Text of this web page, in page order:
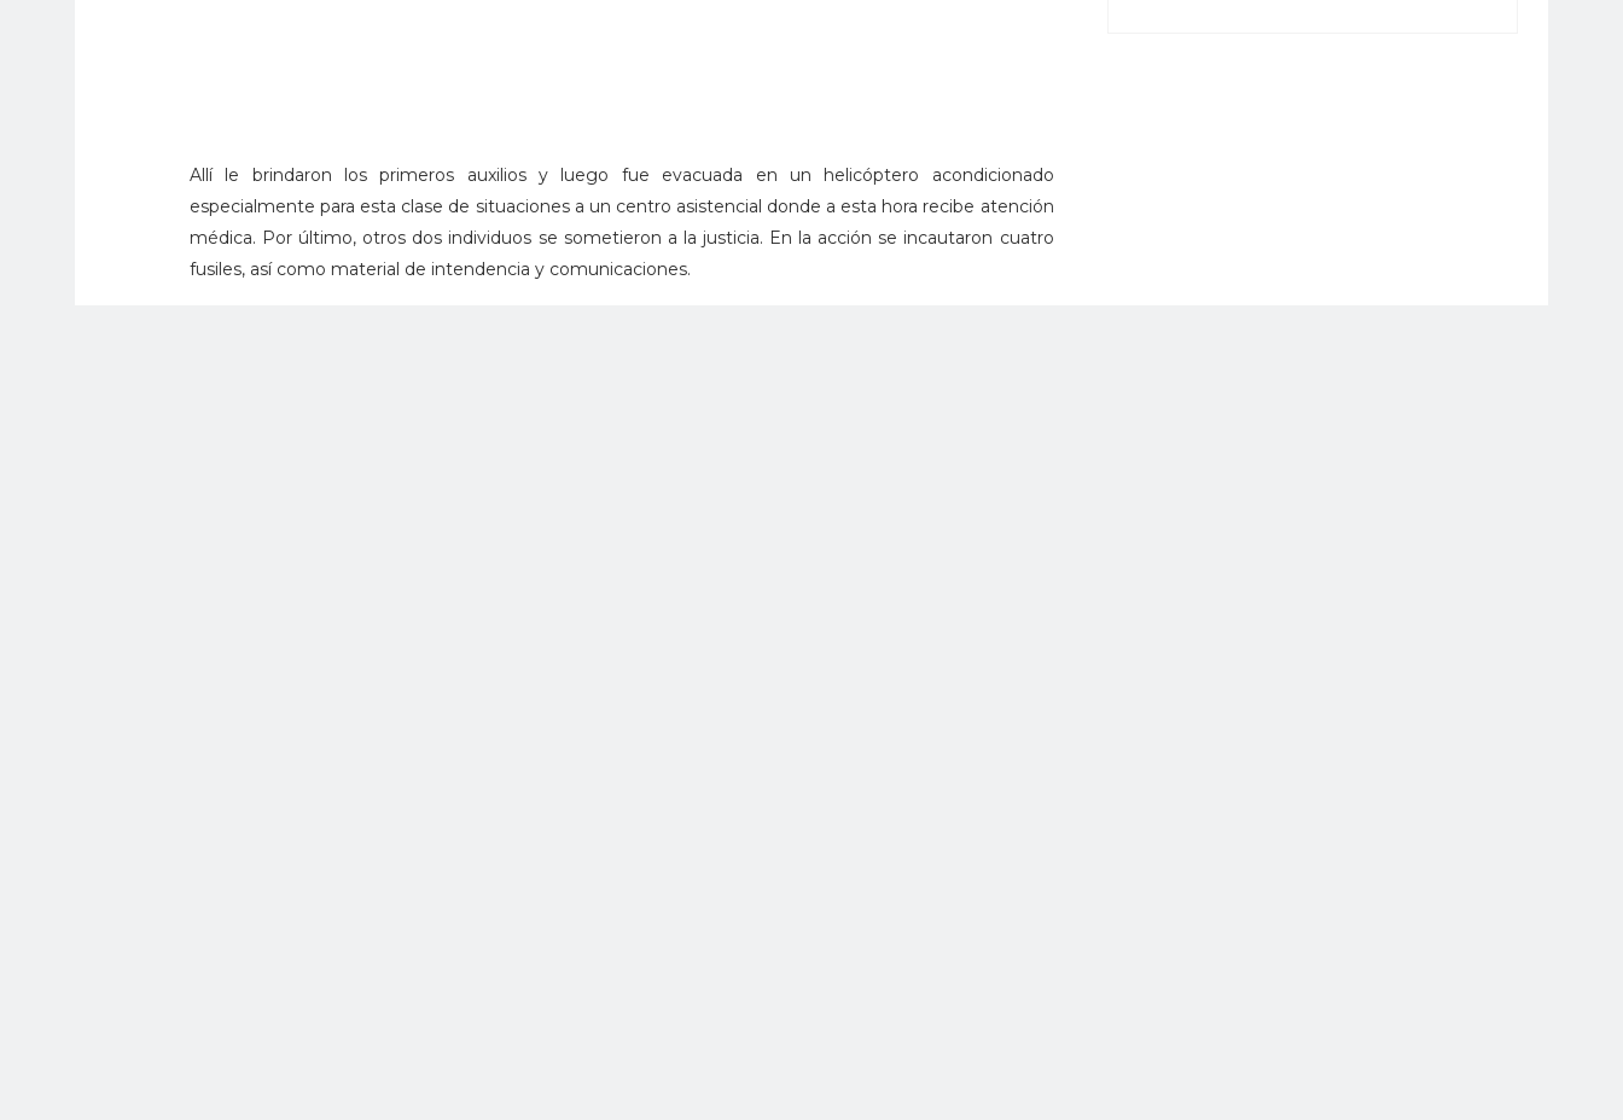
Allí le brindaron los primeros auxilios y luego fue evacuada en un helicóptero acondicionado
especialmente para esta clase de situaciones a un centro asistencial donde a esta hora recibe atención
médica. Por último, otros dos individuos se sometieron a la justicia. En la acción se incautaron cuatro
fusiles, así como material de intendencia y comunicaciones.